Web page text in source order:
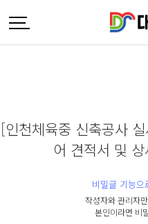
[인천체육중 신축공사
어 견적서 및
비밀글 기능으
작성자와 관리자
본인이라면 비